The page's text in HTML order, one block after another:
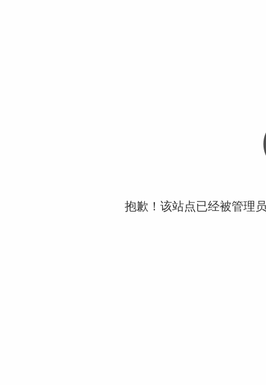
抱歉！该站点已经被管理